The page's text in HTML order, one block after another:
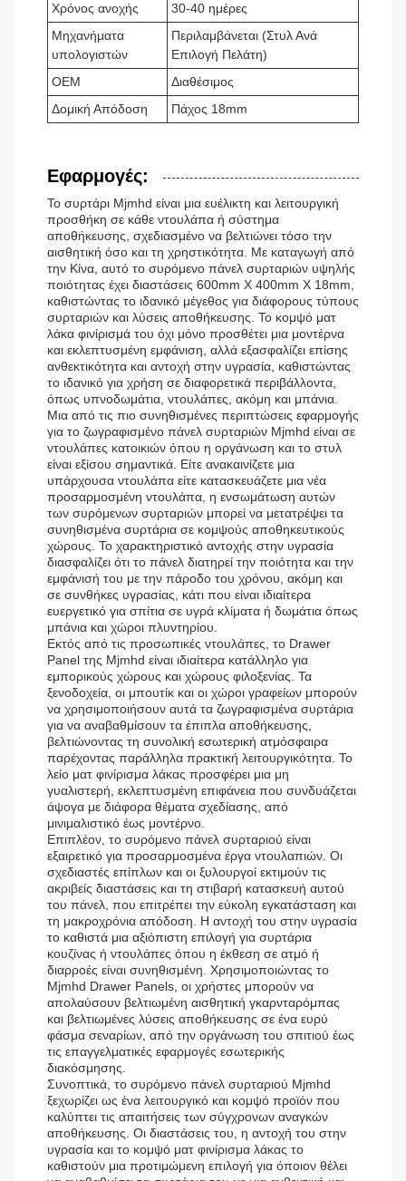
Χρόνος ανοχής
30-40 ημέρες
Μηχανήματα
υπολογιστών
Περιλαμβάνεται (Στυλ Ανά
Επιλογή Πελάτη)
OEM
Διαθέσιμος
Δομική Απόδοση
Πάχος 18mm
Εφαρμογές:
Το συρτάρι Mjmhd είναι μια ευέλικτη και λειτουργική
προσθήκη σε κάθε ντουλάπα ή σύστημα
αποθήκευσης, σχεδιασμένο να βελτιώνει τόσο την
αισθητική όσο και τη χρηστικότητα. Με καταγωγή από
την Κίνα, αυτό το συρόμενο πάνελ συρταριών υψηλής
ποιότητας έχει διαστάσεις 600mm X 400mm X 18mm,
καθιστώντας το ιδανικό μέγεθος για διάφορους τύπους
συρταριών και λύσεις αποθήκευσης. Το κομψό ματ
λάκα φινίρισμά του όχι μόνο προσθέτει μια μοντέρνα
και εκλεπτυσμένη εμφάνιση, αλλά εξασφαλίζει επίσης
ανθεκτικότητα και αντοχή στην υγρασία, καθιστώντας
το ιδανικό για χρήση σε διαφορετικά περιβάλλοντα,
όπως υπνοδωμάτια, ντουλάπες, ακόμη και μπάνια.
Μια από τις πιο συνηθισμένες περιπτώσεις εφαρμογής
για το ζωγραφισμένο πάνελ συρταριών Mjmhd είναι σε
ντουλάπες κατοικιών όπου η οργάνωση και το στυλ
είναι εξίσου σημαντικά. Είτε ανακαινίζετε μια
υπάρχουσα ντουλάπα είτε κατασκευάζετε μια νέα
προσαρμοσμένη ντουλάπα, η ενσωμάτωση αυτών
των συρόμενων συρταριών μπορεί να μετατρέψει τα
συνηθισμένα συρτάρια σε κομψούς αποθηκευτικούς
χώρους. Το χαρακτηριστικό αντοχής στην υγρασία
διασφαλίζει ότι το πάνελ διατηρεί την ποιότητα και την
εμφάνισή του με την πάροδο του χρόνου, ακόμη και
σε συνθήκες υγρασίας, κάτι που είναι ιδιαίτερα
ευεργετικό για σπίτια σε υγρά κλίματα ή δωμάτια όπως
μπάνια και χώροι πλυντηρίου.
Εκτός από τις προσωπικές ντουλάπες, το Drawer
Panel της Mjmhd είναι ιδιαίτερα κατάλληλο για
εμπορικούς χώρους και χώρους φιλοξενίας. Τα
ξενοδοχεία, οι μπουτίκ και οι χώροι γραφείων μπορούν
να χρησιμοποιήσουν αυτά τα ζωγραφισμένα συρτάρια
για να αναβαθμίσουν τα έπιπλα αποθήκευσης,
βελτιώνοντας τη συνολική εσωτερική ατμόσφαιρα
παρέχοντας παράλληλα πρακτική λειτουργικότητα. Το
λείο ματ φινίρισμα λάκας προσφέρει μια μη
γυαλιστερή, εκλεπτυσμένη επιφάνεια που συνδυάζεται
άψογα με διάφορα θέματα σχεδίασης, από
μινιμαλιστικό έως μοντέρνο.
Επιπλέον, το συρόμενο πάνελ συρταριού είναι
εξαιρετικό για προσαρμοσμένα έργα ντουλαπιών. Οι
σχεδιαστές επίπλων και οι ξυλουργοί εκτιμούν τις
ακριβείς διαστάσεις και τη στιβαρή κατασκευή αυτού
του πάνελ, που επιτρέπει την εύκολη εγκατάσταση και
τη μακροχρόνια απόδοση. Η αντοχή του στην υγρασία
το καθιστά μια αξιόπιστη επιλογή για συρτάρια
κουζίνας ή ντουλάπες όπου η έκθεση σε ατμό ή
διαρροές είναι συνηθισμένη. Χρησιμοποιώντας το
Mjmhd Drawer Panels, οι χρήστες μπορούν να
απολαύσουν βελτιωμένη αισθητική γκαρνταρόμπας
και βελτιωμένες λύσεις αποθήκευσης σε ένα ευρύ
φάσμα σεναρίων, από την οργάνωση του σπιτιού έως
τις επαγγελματικές εφαρμογές εσωτερικής
διακόσμησης.
Συνοπτικά, το συρόμενο πάνελ συρταριού Mjmhd
ξεχωρίζει ως ένα λειτουργικό και κομψό προϊόν που
καλύπτει τις απαιτήσεις των σύγχρονων αναγκών
αποθήκευσης. Οι διαστάσεις του, η αντοχή του στην
υγρασία και το κομψό ματ φινίρισμα λάκας το
καθιστούν μια προτιμώμενη επιλογή για όποιον θέλει